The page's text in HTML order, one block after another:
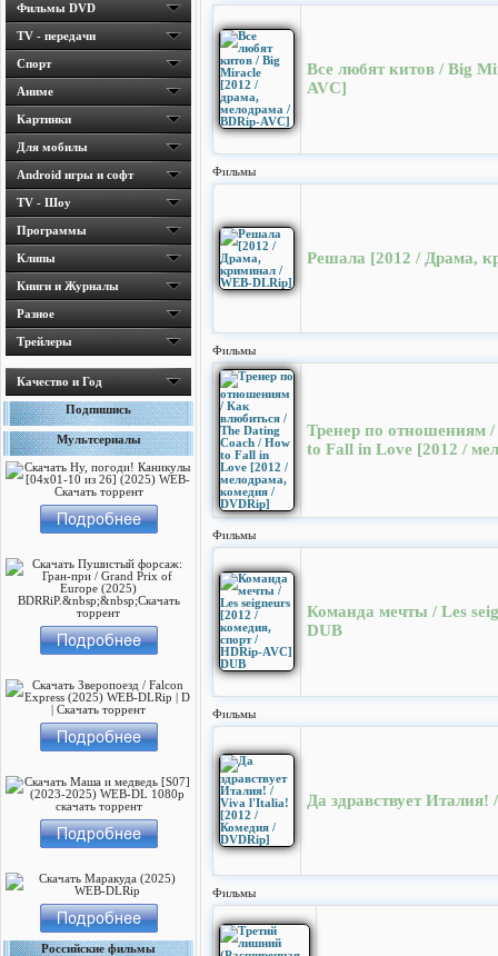
Фильмы DVD
TV - передачи
Спорт
Аниме
Картинки
Для мобилы
Android игры и софт
TV - Шоу
Программы
Клипы
Книги и Журналы
Разное
Трейлеры
Качество и Год
Подпишись
Мультсериалы
Российские фильмы
Все любят китов / Big
AVC]
Фильмы
Решала [2012 / Драма,
Фильмы
Тренер по отношениям
to Fall in Love [2012 /
Фильмы
Команда мечты / Les
DUB
Фильмы
Да здравствует
Фильмы